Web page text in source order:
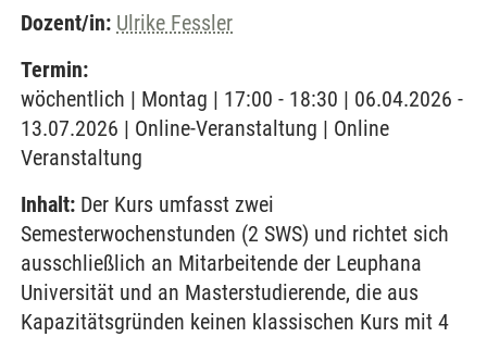
Dozent/in: Ulrike Fessler
Termin:
wöchentlich | Montag | 17:00 - 18:30 | 06.04.2026 -
13.07.2026 | Online-Veranstaltung | Online
Veranstaltung
Inhalt: Der Kurs umfasst zwei
Semesterwochenstunden (2 SWS) und richtet sich
ausschließlich an Mitarbeitende der Leuphana
Universität und an Masterstudierende, die aus
Kapazitätsgründen keinen klassischen Kurs mit 4